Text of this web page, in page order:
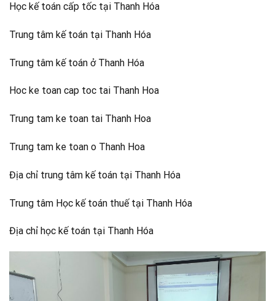
Học kế toán cấp tốc tại Thanh Hóa
Trung tâm kế toán tại Thanh Hóa
Trung tâm kế toán ở Thanh Hóa
Hoc ke toan cap toc tai Thanh Hoa
Trung tam ke toan tai Thanh Hoa
Trung tam ke toan o Thanh Hoa
Địa chỉ trung tâm kế toán tại Thanh Hóa
Trung tâm Học kế toán thuế tại Thanh Hóa
Địa chỉ học kế toán tại Thanh Hóa